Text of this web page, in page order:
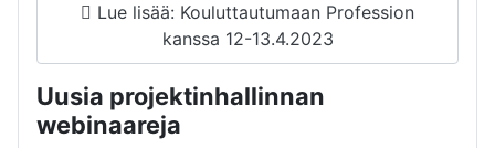
Lue lisää: Kouluttautumaan Profession
kanssa 12-13.4.2023
Uusia projektinhallinnan
webinaareja